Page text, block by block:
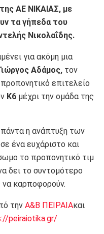
ΑΕ ΝΙΚΑΙΑΣ, με
τα γήπεδα του
Νικολαΐδης.
για ακόμη μια
Αδάμος, τον
επιτελείο
Κ6 μέχρι την ομάδα της
η ανάπτυξη των
ένα ευχάριστο και
το προπονητικό τιμ
δει το συντομότερο
να καρποφορούν.
την Α&Β ΠΕΙΡΑΙΑκαι
peiraiotika.gr/